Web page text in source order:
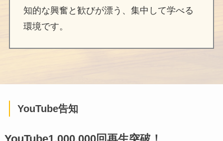
知的な興奮と歓びが漂う、集中して学べる
環境です。
YouTube告知